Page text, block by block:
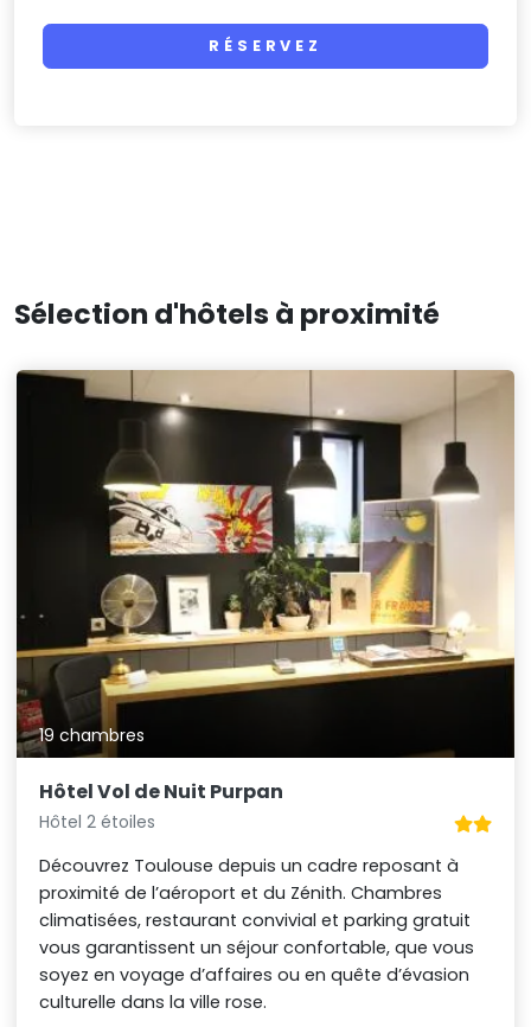
RÉSERVEZ
Sélection d'hôtels à proximité
19 chambres
Hôtel Vol de Nuit Purpan
Hôtel 2 étoiles
Découvrez Toulouse depuis un cadre reposant à
proximité de l’aéroport et du Zénith. Chambres
climatisées, restaurant convivial et parking gratuit
vous garantissent un séjour confortable, que vous
soyez en voyage d’affaires ou en quête d’évasion
culturelle dans la ville rose.